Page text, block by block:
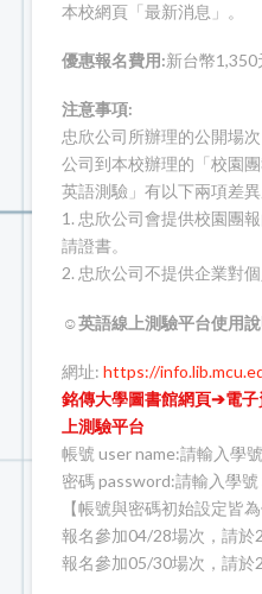
本校網頁「最新消息」。
優惠報名費用:新台幣1,350
注意事項:
忠欣公司所辦理的公開場
公司到本校辦理的「校園
英語測驗」有以下兩項差異
1. 忠欣公司會提供校園團
請證書。
2. 忠欣公司不提供企業對
☺英語線上測驗平台使用
網址: https://
銘傳大學圖書館網頁➔電
上測驗平台
帳號 user name:請輸入學
密碼 password:請輸入學
【帳號與密碼初始設定皆為
報名參加04/28場次，請於
報名參加05/30場次，請於